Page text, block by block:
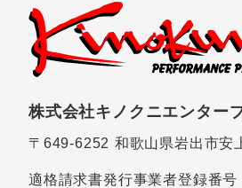
株式会社キノクニエンター
〒649-6252 和歌山県岩出市安
適格請求書発行事業者登録番号